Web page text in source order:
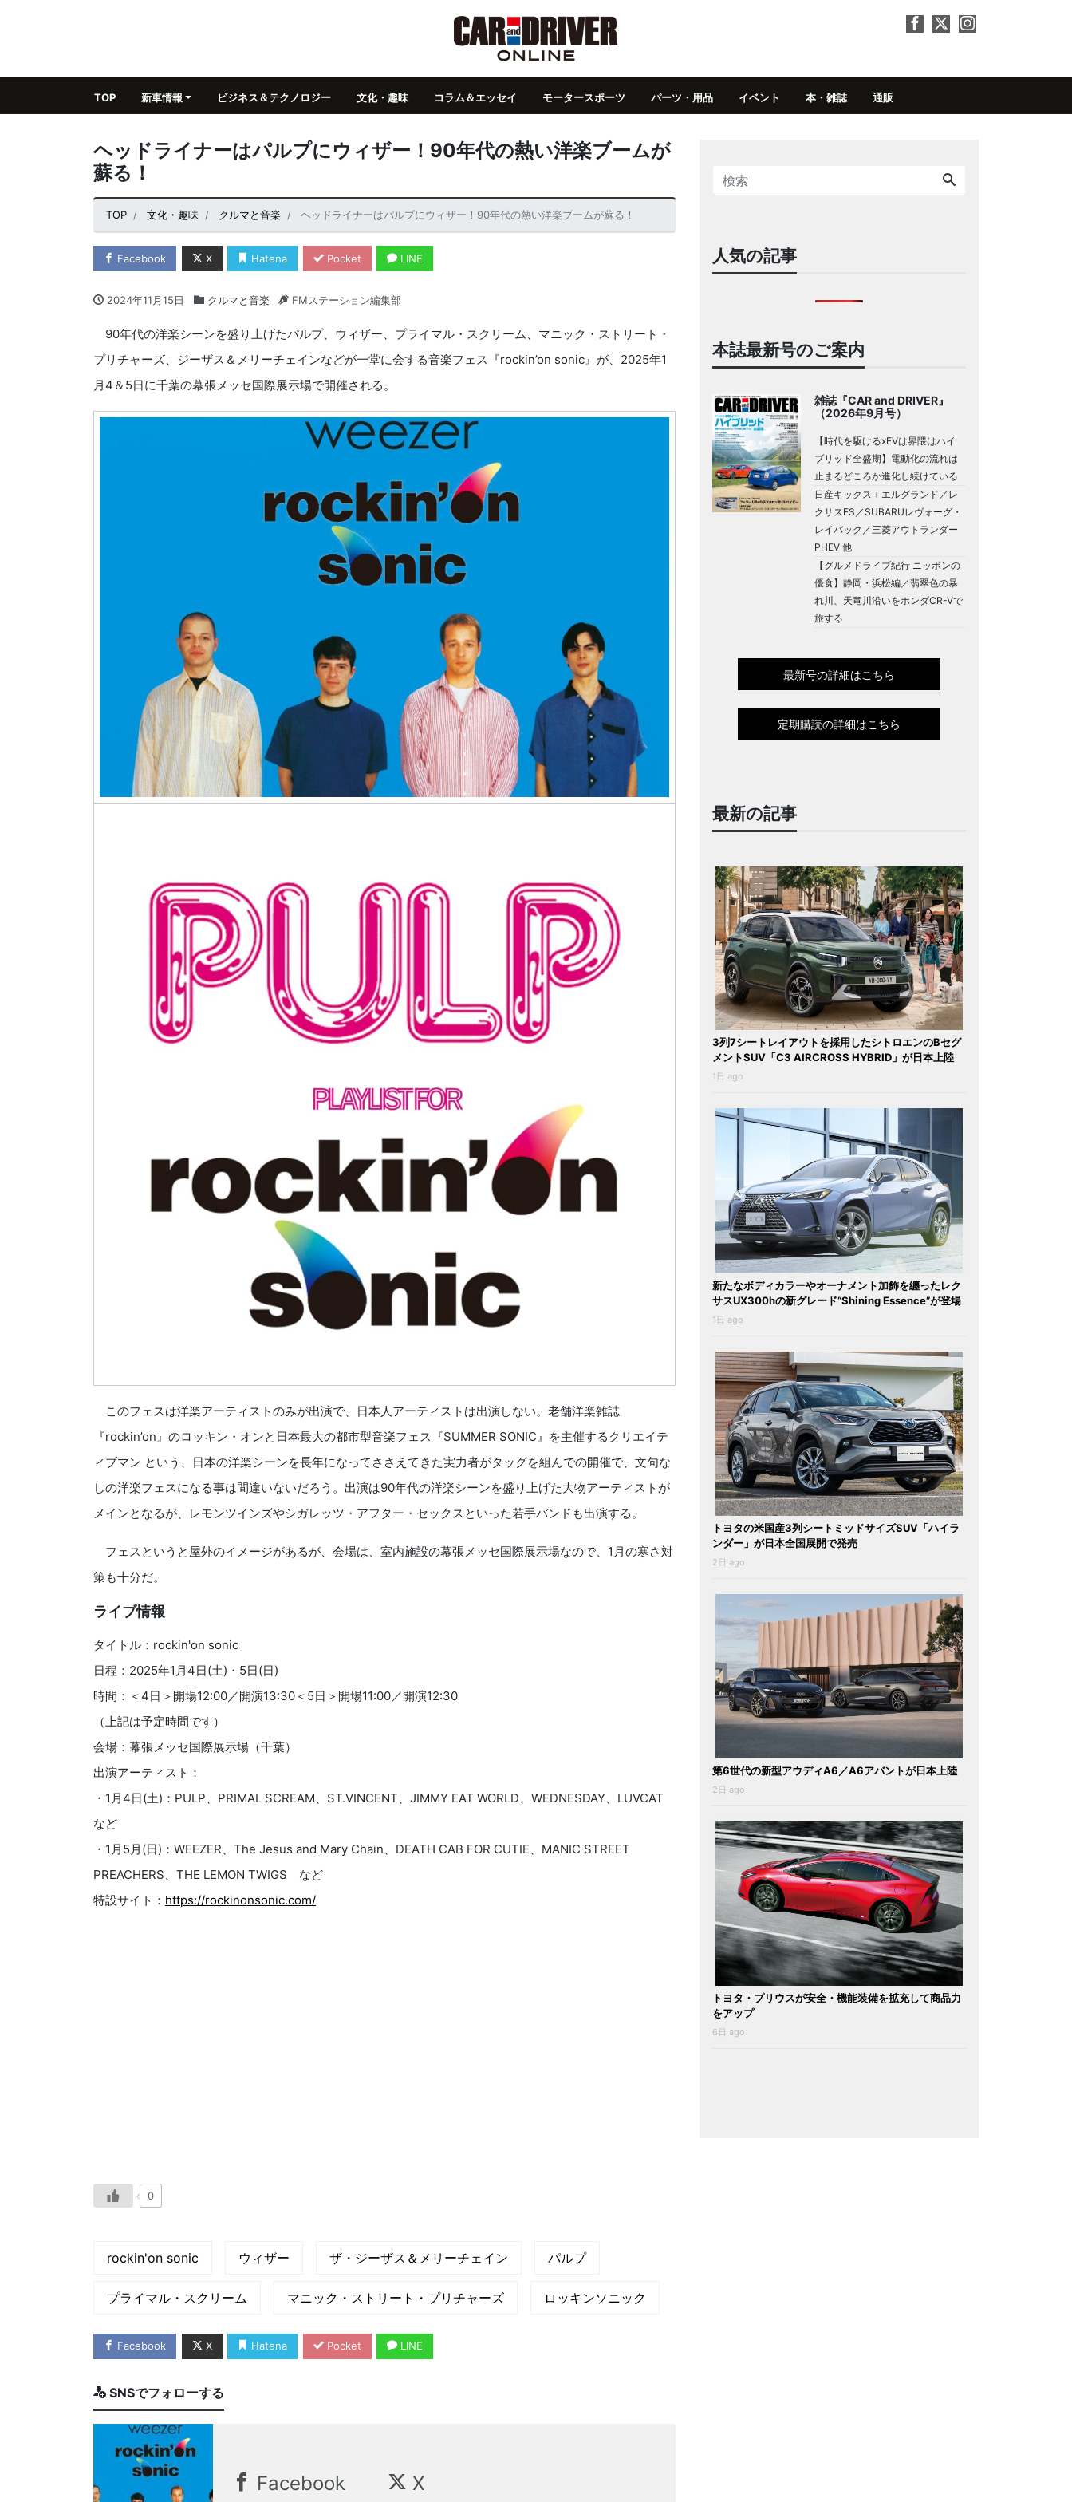
TOP 新車情報 ビジネス＆テクノロジー 文化・趣味 コラム＆エッセイ モータースポーツ パーツ・用品 イベント 本・雑誌 通販
ヘッドライナーはパルプにウィザー！90年代の熱い洋楽ブームが
蘇る！
TOP 文化・趣味 クルマと音楽 ヘッドライナーはパルプにウィザー！90年代の熱い洋楽ブームが蘇る！
Facebook X Hatena Pocket LINE
2024年11月15日 クルマと音楽 FMステーション編集部
90年代の洋楽シーンを盛り上げたパルプ、ウィザー、プライマル・スクリーム、マニック・ストリート・
プリチャーズ、ジーザス＆メリーチェインなどが一堂に会する音楽フェス『rockin’on sonic』が、2025年1
月4＆5日に千葉の幕張メッセ国際展示場で開催される。
このフェスは洋楽アーティストのみが出演で、日本人アーティストは出演しない。老舗洋楽雑誌
『rockin’on』のロッキン・オンと日本最大の都市型音楽フェス『SUMMER SONIC』を主催するクリエイテ
ィブマン という、日本の洋楽シーンを長年になってささえてきた実力者がタッグを組んでの開催で、文句な
しの洋楽フェスになる事は間違いないだろう。出演は90年代の洋楽シーンを盛り上げた大物アーティストが
メインとなるが、レモンツインズやシガレッツ・アフター・セックスといった若手バンドも出演する。
フェスというと屋外のイメージがあるが、会場は、室内施設の幕張メッセ国際展示場なので、1月の寒さ対
策も十分だ。
ライブ情報
タイトル：rockin'on sonic
日程：2025年1月4日(土)・5日(日)
時間：＜4日＞開場12:00／開演13:30＜5日＞開場11:00／開演12:30
（上記は予定時間です）
会場：幕張メッセ国際展示場（千葉）
出演アーティスト：
・1月4日(土)：PULP、PRIMAL SCREAM、ST.VINCENT、JIMMY EAT WORLD、WEDNESDAY、LUVCAT
など
・1月5月(日)：WEEZER、The Jesus and Mary Chain、DEATH CAB FOR CUTIE、MANIC STREET
PREACHERS、THE LEMON TWIGS など
特設サイト： https://rockinonsonic.com/
0
rockin'on sonic ウィザー ザ・ジーザス＆メリーチェイン パルプ
プライマル・スクリーム マニック・ストリート・プリチャーズ ロッキンソニック
Facebook X Hatena Pocket LINE
SNSでフォローする
Facebook X
人気の記事
本誌最新号のご案内
雑誌『CAR and DRIVER』
（2026年9月号）
【時代を駆けるxEVは界隈はハイ
ブリッド全盛期】電動化の流れは
止まるどころか進化し続けている
日産キックス＋エルグランド／レ
クサスES／SUBARUレヴォーグ・
レイバック／三菱アウトランダー
PHEV 他
【グルメドライブ紀行 ニッポンの
優食】静岡・浜松編／翡翠色の暴
れ川、天竜川沿いをホンダCR-Vで
旅する
最新号の詳細はこちら
定期購読の詳細はこちら
最新の記事
3列7シートレイアウトを採用したシトロエンのBセグ
メントSUV「C3 AIRCROSS HYBRID」が日本上陸
1日 ago
新たなボディカラーやオーナメント加飾を纏ったレク
サスUX300hの新グレード“Shining Essence”が登場
1日 ago
トヨタの米国産3列シートミッドサイズSUV「ハイラ
ンダー」が日本全国展開で発売
2日 ago
第6世代の新型アウディA6／A6アバントが日本上陸
2日 ago
トヨタ・プリウスが安全・機能装備を拡充して商品力
をアップ
6日 ago